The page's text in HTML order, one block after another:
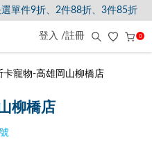
單件9折、2件88折、3件85折
登入 /註冊 0
卡寵物-高雄岡山柳橋店
柳橋店